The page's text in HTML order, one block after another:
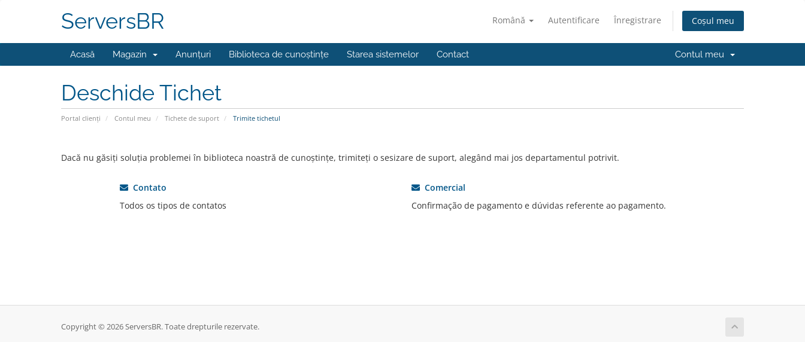
Română Autentificare Înregistrare Coșul meu
ServersBR
Acasă Magazin Anunțuri Biblioteca de cunoștințe Starea sistemelor Contact Contul meu
Deschide Tichet
Portal clienți Contul meu Tichete de suport Trimite tichetul
Dacă nu găsiți soluția problemei în biblioteca noastră de cunoștințe, trimiteți o sesizare de suport, alegând mai jos departamentul potrivit.
Contato
Todos os tipos de contatos
Comercial
Confirmação de pagamento e dúvidas referente ao pagamento.
Copyright © 2026 ServersBR. Toate drepturile rezervate.